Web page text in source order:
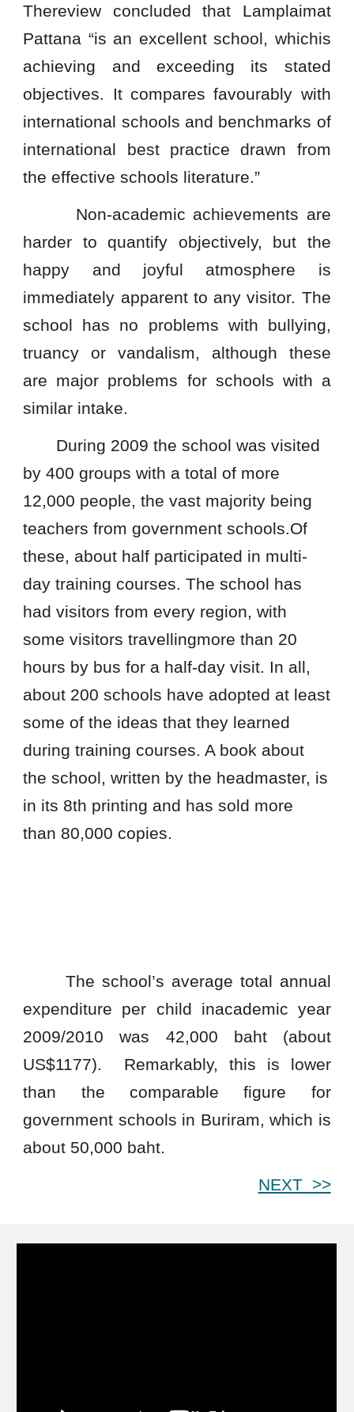
Thereview concluded that Lamplaimat
Pattana “is an excellent school, whichis
achieving and exceeding its stated
objectives. It compares favourably with
international schools and benchmarks of
international best practice drawn from
the effective schools literature.”
Non-academic achievements are
harder to quantify objectively, but the
happy and joyful atmosphere is
immediately apparent to any visitor. The
school has no problems with bullying,
truancy or vandalism, although these
are major problems for schools with a
similar intake.
During 2009 the school was visited
by 400 groups with a total of more
12,000 people, the vast majority being
teachers from government schools.Of
these, about half participated in multi-
day training courses. The school has
had visitors from every region, with
some visitors travellingmore than 20
hours by bus for a half-day visit. In all,
about 200 schools have adopted at least
some of the ideas that they learned
during training courses. A book about
the school, written by the headmaster, is
in its 8th printing and has sold more
than 80,000 copies.
The school’s average total annual
expenditure per child inacademic year
2009/2010 was 42,000 baht (about
US$1177). Remarkably, this is lower
than the comparable figure for
government schools in Buriram, which is
about 50,000 baht.
NEXT >>